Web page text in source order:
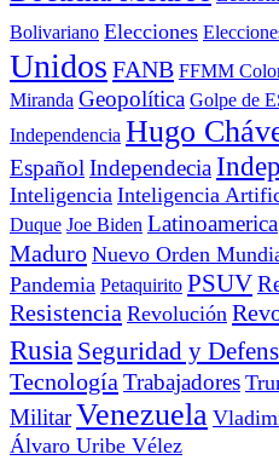
Bolivariano Elecciones
Unidos FANB FFMM
Miranda Geopolítica Golpe de
Independencia Hugo
Español Independecia
Inteligencia Inteligencia
Duque Joe Biden Latinoamerica
Maduro Nuevo Orden
Pandemia Petaquirito PSUV
Resistencia Revolución
Rusia Seguridad y
Tecnología Trabajadores
MilitarVenezuela
Álvaro Uribe Vélez